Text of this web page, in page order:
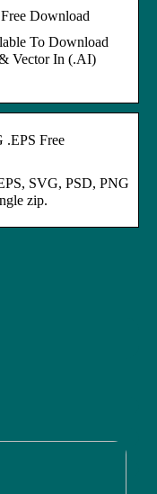
Download
To Download
Vector In (.AI)
Free
SVG, PSD, PNG
zip.